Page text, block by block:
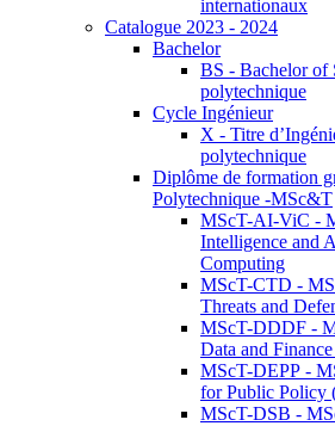
internationaux
Catalogue 2023 - 2024
Bachelor
BS - Bachelor of
polytechnique
Cycle Ingénieur
X - Titre
polytechnique
Diplôme de formation
Polytechnique -MSc&T
MScT-AI-ViC -
Intelligence and
Computing
MScT-CTD -
Threats and
MScT-DDDF -
Data and
MScT-DEPP -
for Public Policy
MScT-DSB -